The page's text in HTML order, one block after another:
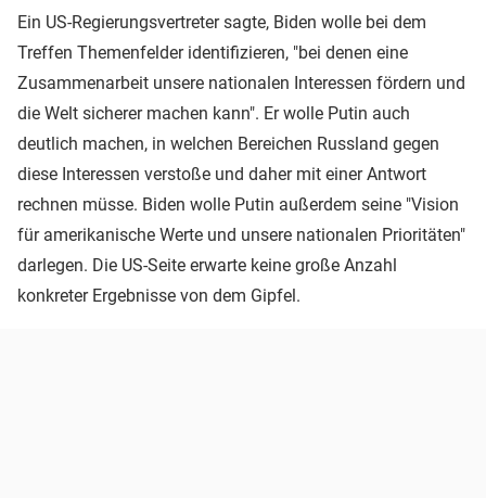
Ein US-Regierungsvertreter sagte, Biden wolle bei dem
Treffen Themenfelder identifizieren, "bei denen eine
Zusammenarbeit unsere nationalen Interessen fördern und
die Welt sicherer machen kann". Er wolle Putin auch
deutlich machen, in welchen Bereichen Russland gegen
diese Interessen verstoße und daher mit einer Antwort
rechnen müsse. Biden wolle Putin außerdem seine "Vision
für amerikanische Werte und unsere nationalen Prioritäten"
darlegen. Die US-Seite erwarte keine große Anzahl
konkreter Ergebnisse von dem Gipfel.